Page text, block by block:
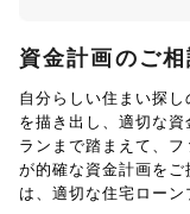
資金計画のご相
自分らしい住まい探
を描き出し、適切な
ランまで踏まえて、
が的確な資金計画を
は、適切な住宅ローン